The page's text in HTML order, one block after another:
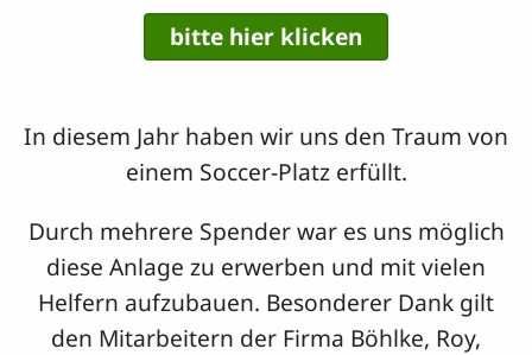
bitte hier klicken
In diesem Jahr haben wir uns den Traum von
einem Soccer-Platz erfüllt.
Durch mehrere Spender war es uns möglich
diese Anlage zu erwerben und mit vielen
Helfern aufzubauen. Besonderer Dank gilt
den Mitarbeitern der Firma Böhlke, Roy,